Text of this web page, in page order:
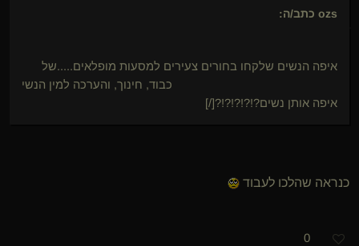
ozs כתב/ה:
איפה הנשים שלקחו בחורים צעירים למסעות מופלאים.....של
כבוד, חינוך, והערכה למין הנשי
איפה אותן נשים?!?!?!?!?[/]
כנראה שהלכו לעבוד
0